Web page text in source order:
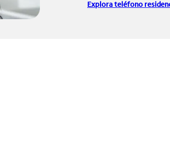
Explora teléfono